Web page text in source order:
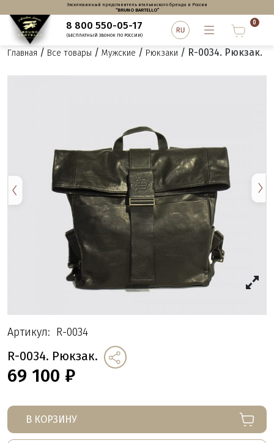
Эксклюзивный представитель итальянского бренда в России
“BRUNO BARTELLO”
8 800 550-05-17
(БЕСПЛАТНЫЙ ЗВОНОК ПО РОССИИ)
0
Главная / Все товары / Мужские / Рюкзаки / R-0034. Рюкзак.
Артикул: R-0034
R-0034. Рюкзак.
69 100 ₽
В КОРЗИНУ